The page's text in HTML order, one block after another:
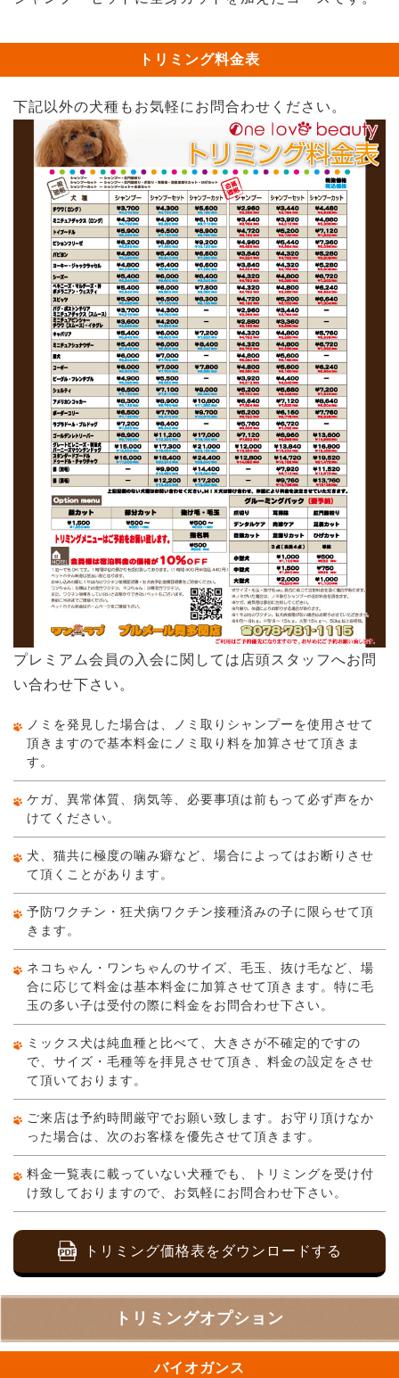
トリミング料金表
下記以外の犬種もお気軽にお問合わせください。
プレミアム会員の入会に関しては店頭スタッフへお問
い合わせ下さい。
ノミを発見した場合は、ノミ取りシャンプーを使用させて
頂きますので基本料金にノミ取り料を加算させて頂きま
す。
ケガ、異常体質、病気等、必要事項は前もって必ず声をか
けてください。
犬、猫共に極度の噛み癖など、場合によってはお断りさせ
て頂くことがあります。
予防ワクチン・狂犬病ワクチン接種済みの子に限らせて頂
きます。
ネコちゃん・ワンちゃんのサイズ、毛玉、抜け毛など、場
合に応じて料金は基本料金に加算させて頂きます。特に毛
玉の多い子は受付の際に料金をお問合わせ下さい。
ミックス犬は純血種と比べて、大きさが不確定的ですの
で、サイズ・毛種等を拝見させて頂き、料金の設定をさせ
て頂いております。
ご来店は予約時間厳守でお願い致します。お守り頂けなか
った場合は、次のお客様を優先させて頂きます。
料金一覧表に載っていない犬種でも、トリミングを受け付
け致しておりますので、お気軽にお問合わせ下さい。
トリミング価格表をダウンロードする
トリミングオプション
バイオガンス